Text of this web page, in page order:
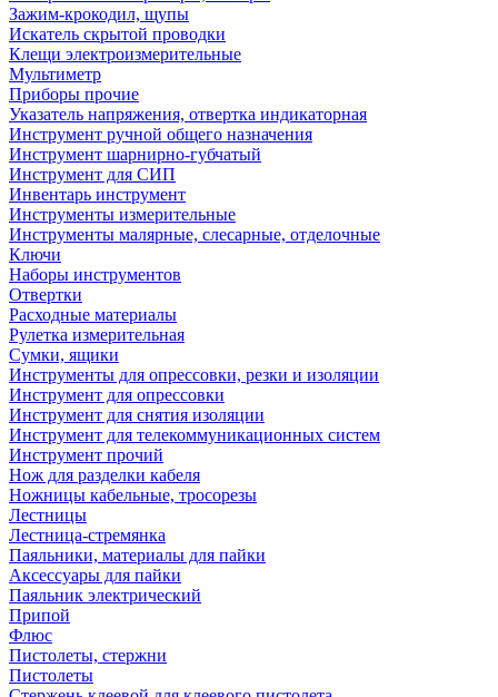
Зажим-крокодил, щупы
Искатель скрытой проводки
Клещи электроизмерительные
Мультиметр
Приборы прочие
Указатель напряжения, отвертка индикаторная
Инструмент ручной общего назначения
Инструмент шарнирно-губчатый
Инструмент для СИП
Инвентарь инструмент
Инструменты измерительные
Инструменты малярные, слесарные, отделочные
Ключи
Наборы инструментов
Отвертки
Расходные материалы
Рулетка измерительная
Сумки, ящики
Инструменты для опрессовки, резки и изоляции
Инструмент для опрессовки
Инструмент для снятия изоляции
Инструмент для телекоммуникационных систем
Инструмент прочий
Нож для разделки кабеля
Ножницы кабельные, тросорезы
Лестницы
Лестница-стремянка
Паяльники, материалы для пайки
Аксессуары для пайки
Паяльник электрический
Припой
Флюс
Пистолеты, стержни
Пистолеты